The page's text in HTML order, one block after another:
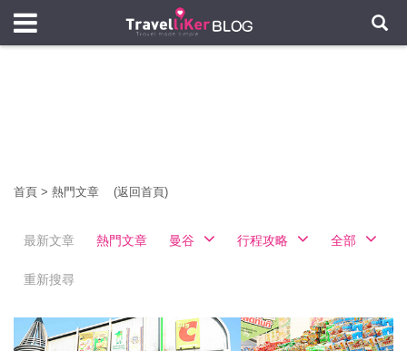
首頁 > 熱門文章 (返回首頁)
最新文章 熱門文章 曼谷 行程攻略 全部
重新搜尋